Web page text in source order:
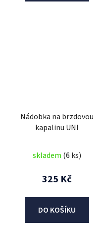
Nádobka na brzdovou
kapalinu UNI
skladem (6 ks)
325 Kč
DO KOŠÍKU